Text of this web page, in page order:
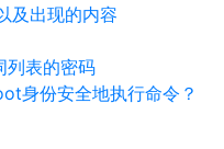
及出现的内容
列表的密码
身份安全地执行命令？